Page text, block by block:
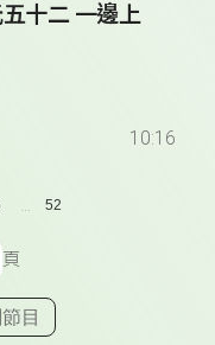
十二 一邊上
10:16
... 52
頁
單集
目